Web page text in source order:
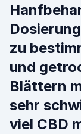
zu
und
Blättern
sehr
viel CBD